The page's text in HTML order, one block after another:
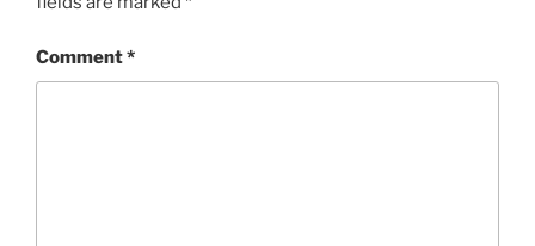
Comment*